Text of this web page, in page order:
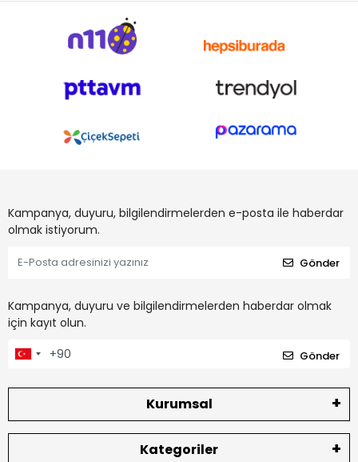
Kampanya, duyuru, bilgilendirmelerden e-posta ile haberdar
olmak istiyorum.
Gönder
Kampanya, duyuru ve bilgilendirmelerden haberdar olmak
için kayıt olun.
Gönder
Kurumsal
Kategoriler